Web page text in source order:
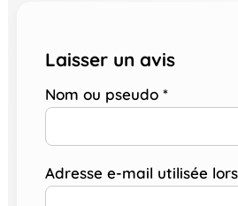
Laisser un avis
Nom ou pseudo *
Adresse e-mail utilisée